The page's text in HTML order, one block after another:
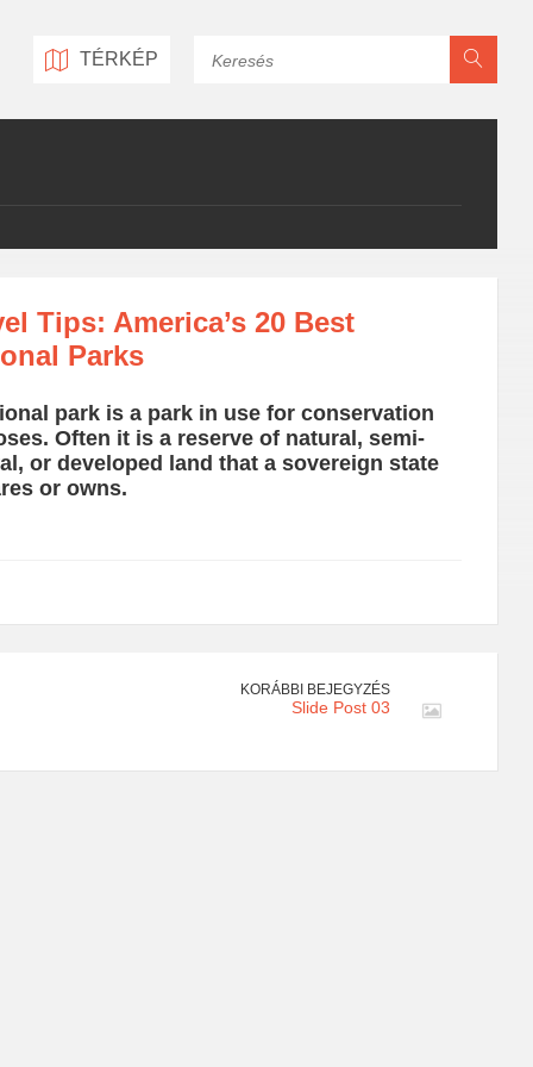
TÉRKÉP
Tips: America’s 20 Best
Parks
park is a park in use for conservation
Often it is a reserve of natural, semi-
or developed land that a sovereign state
or owns.
KORÁBBI BEJEGYZÉS
Slide Post 03